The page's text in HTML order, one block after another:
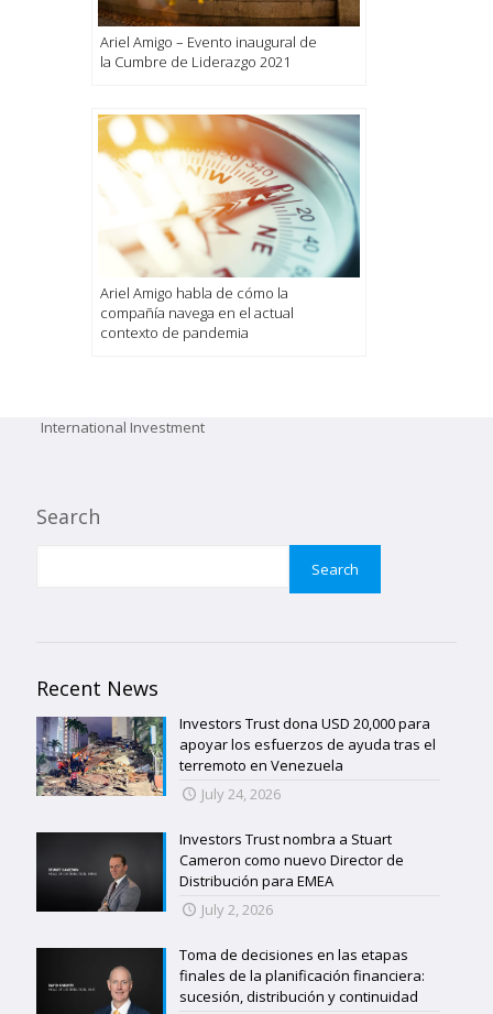
Ariel Amigo – Evento inaugural de
la Cumbre de Liderazgo 2021
Ariel Amigo habla de cómo la
compañía navega en el actual
contexto de pandemia
International Investment
Search
Search
Recent News
Investors Trust dona USD 20,000 para
apoyar los esfuerzos de ayuda tras el
terremoto en Venezuela
July 24, 2026
Investors Trust nombra a Stuart
Cameron como nuevo Director de
Distribución para EMEA
July 2, 2026
Toma de decisiones en las etapas
finales de la planificación financiera:
sucesión, distribución y continuidad